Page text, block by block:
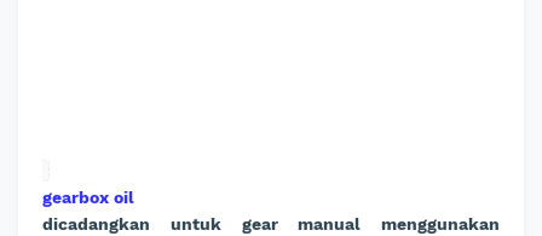
gearbox oil
dicadangkan untuk gear manual menggunakan